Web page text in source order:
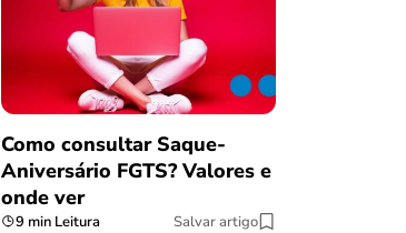
Como consultar Saque-
Aniversário FGTS? Valores e
onde ver
9 min Leitura Salvar artigo